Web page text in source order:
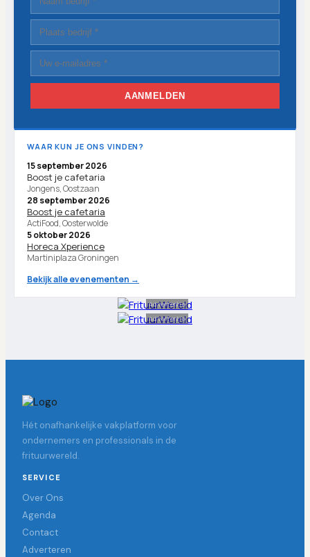
AANMELDEN
WAAR KUN JE ONS VINDEN?
15 september 2026
Boost je cafetaria
Jongens, Oostzaan
28 september 2026
Boost je cafetaria
ActiFood, Oosterwolde
5 oktober 2026
Horeca Xperience
Martiniplaza Groningen
Bekijk alle evenementen →
Advertentie
Advertentie
Hét onafhankelijke vakplatform voor
ondernemers en professionals in de
frituurwereld.
SERVICE
Over Ons
Agenda
Contact
Adverteren